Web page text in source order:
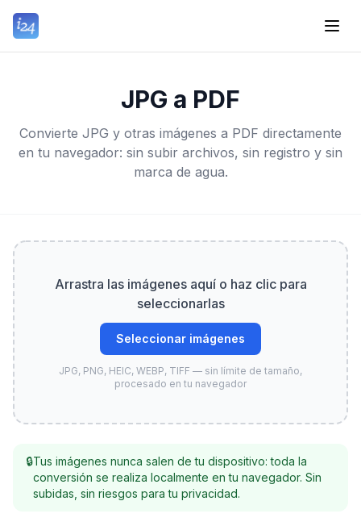
JPG a PDF
Convierte JPG y otras imágenes a PDF directamente
en tu navegador: sin subir archivos, sin registro y sin
marca de agua.
Arrastra las imágenes aquí o haz clic para
seleccionarlas
Seleccionar imágenes
JPG, PNG, HEIC, WEBP, TIFF — sin límite de tamaño,
procesado en tu navegador
🔒Tus imágenes nunca salen de tu dispositivo: toda la
conversión se realiza localmente en tu navegador. Sin
subidas, sin riesgos para tu privacidad.